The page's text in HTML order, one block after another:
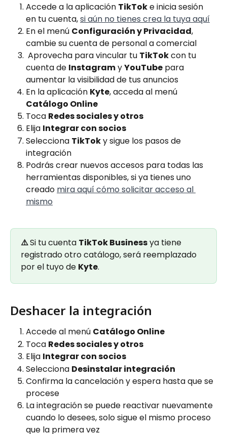
Accede a la aplicación TikTok e inicia sesión
en tu cuenta, si aún no tienes crea la tuya aquí
En el menú Configuración y Privacidad,
cambie su cuenta de personal a comercial
Aprovecha para vincular tu TikTok con tu
cuenta de Instagram y YouTube para
aumentar la visibilidad de tus anuncios
En la aplicación Kyte, acceda al menú
Catálogo Online
Toca Redes sociales y otros
Elija Integrar con socios
Selecciona TikTok y sigue los pasos de
integración
Podrás crear nuevos accesos para todas las
herramientas disponibles, si ya tienes uno
creado mira aquí cómo solicitar acceso al
mismo
⚠️ Si tu cuenta TikTok Business ya tiene
registrado otro catálogo, será reemplazado
por el tuyo de Kyte.
Deshacer la integración
Accede al menú Catálogo Online
Toca Redes sociales y otros
Elija Integrar con socios
Selecciona Desinstalar integración
Confirma la cancelación y espera hasta que se
procese
La integración se puede reactivar nuevamente
cuando lo desees, solo sigue el mismo proceso
que la primera vez